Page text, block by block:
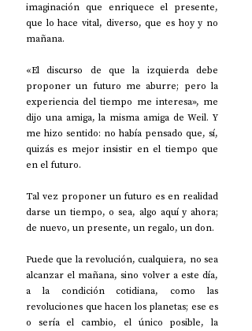
imaginación que enriquece el presente,
que lo hace vital, diverso, que es hoy y no
mañana.
«El discurso de que la izquierda debe
proponer un futuro me aburre; pero la
experiencia del tiempo me interesa», me
dijo una amiga, la misma amiga de Weil. Y
me hizo sentido: no había pensado que, sí,
quizás es mejor insistir en el tiempo que
en el futuro.
Tal vez proponer un futuro es en realidad
darse un tiempo, o sea, algo aquí y ahora;
de nuevo, un presente, un regalo, un don.
Puede que la revolución, cualquiera, no sea
alcanzar el mañana, sino volver a este día,
a la condición cotidiana, como las
revoluciones que hacen los planetas; ese es
o sería el cambio, el único posible, la